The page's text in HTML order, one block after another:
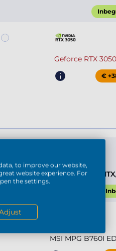
Geforce RTX
€
ASRock B760M-
MSI MPG B760I
to improve our website,
website experience. For
the settings.